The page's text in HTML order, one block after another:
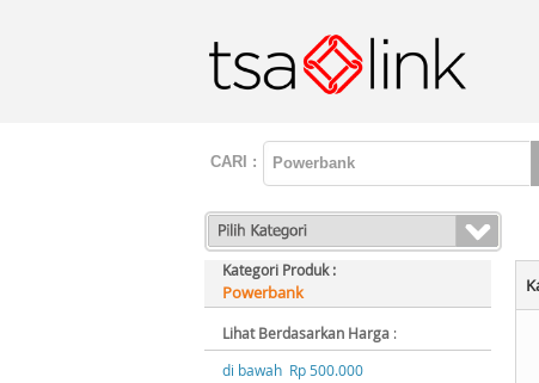
CARI :
Kategori Produk :
Powerbank
Lihat Berdasarkan Harga :
di bawah Rp 500.000